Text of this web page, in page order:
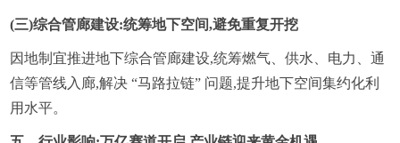
(三)综合管廊建设:统筹地下空间,避免重复开挖
因地制宜推进地下综合管廊建设,统筹燃气、供水、电力、通
信等管线入廊,解决 “马路拉链” 问题,提升地下空间集约化利
用水平。